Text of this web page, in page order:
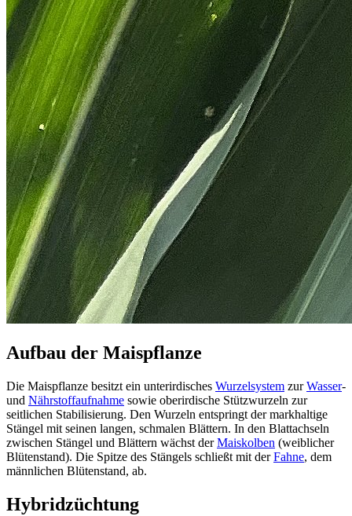
Aufbau der Maispflanze
Die Maispflanze besitzt ein unterirdisches Wurzelsystem zurWasser-
und Nährstoffaufnahme sowie oberirdische Stützwurzeln zur
seitlichen Stabilisierung. Den Wurzeln entspringt der markhaltige
Stängel mit seinen langen, schmalen Blättern. In den Blattachseln
zwischen Stängel und Blättern wächst derMaiskolben (weiblicher
Blütenstand). Die Spitze des Stängels schließt mit derFahne, dem
männlichen Blütenstand, ab.
Hybridzüchtung